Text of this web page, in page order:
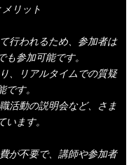
リット
行われるため、参加者は
参加可能です。
、リアルタイムでの質疑
す。
活動の説明会など、さま
います。
が不要で、講師や参加者